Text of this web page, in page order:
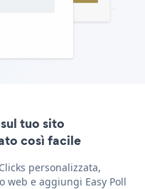
tuo sito
così facile
personalizzata,
web e aggiungi Easy Poll